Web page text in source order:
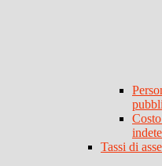
Tassi di